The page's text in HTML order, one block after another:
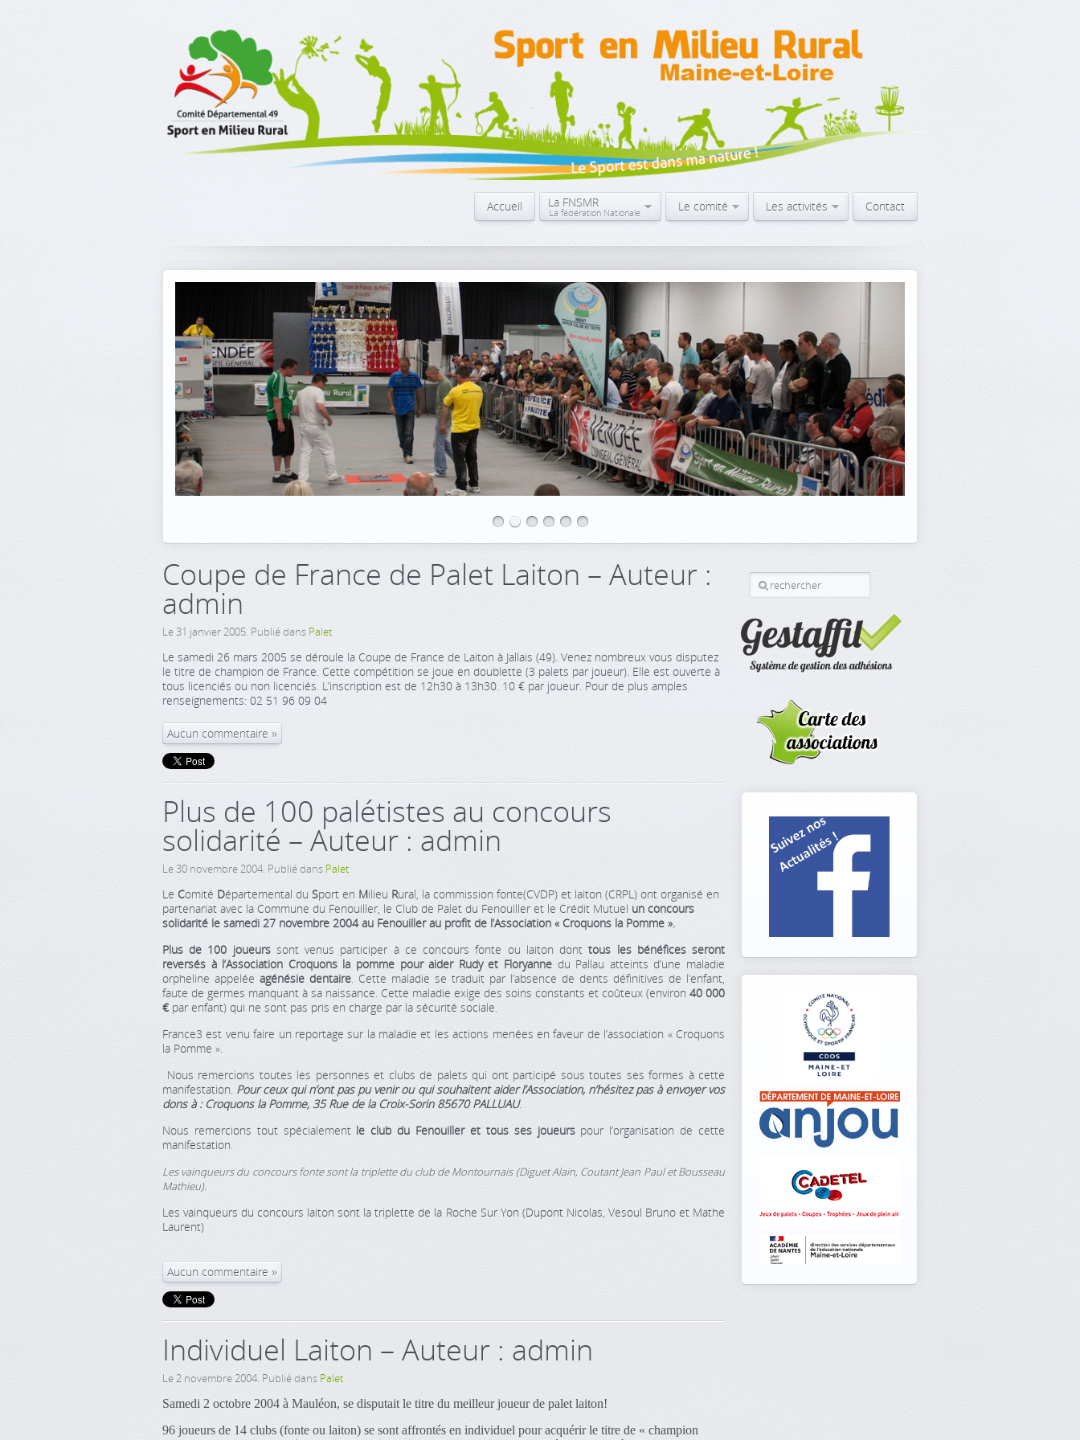
Accueil La FNSMR
La fédération Nationale Le comité Les activités Contact
Coupe de France de Palet Laiton – Auteur :
admin
Le31 janvier 2005. Publié dans Palet
Le samedi 26 mars 2005 se déroule la Coupe de France de Laiton à Jallais (49). Venez nombreux vous disputez
le titre de champion de France. Cette compétition se joue en doublette (3 palets par joueur). Elle est ouverte à
tous licenciés ou non licenciés. L’inscription est de 12h30 à 13h30. 10 € par joueur. Pour de plus amples
renseignements: 02 51 96 09 04
Aucun commentaire
Plus de 100 palétistes au concours
solidarité – Auteur : admin
Le30 novembre 2004. Publié dans Palet
Le ComitéDépartemental du Sport en Milieu Rural, la commission fonte(CVDP) et laiton (CRPL) ont organisé en
partenariat avec la Commune du Fenouiller, le Club de Palet du Fenouiller et le Crédit Mutuel un concours
solidarité le samedi 27 novembre 2004 au Fenouiller au profit de l’Association « Croquons la Pomme ».
Plus de 100 joueurs sont venus participer à ce concours fonte ou laiton donttous les bénéfices seront
reversés à l’Association Croquons la pomme pour aider Rudy et Floryanne du Pallau atteints d’une maladie
orpheline appelée agénésie dentaire. Cette maladie se traduit par l’absence de dents définitives de l’enfant,
faute de germes manquant à sa naissance. Cette maladie exige des soins constants et coûteux (environ 40 000
€ par enfant) qui ne sont pas pris en charge par la sécurité sociale.
France3 est venu faire un reportage sur la maladie et les actions menées en faveur de l’association « Croquons
la Pomme ».
Nous remercions toutes les personnes et clubs de palets qui ont participé sous toutes ses formes à cette
manifestation. Pour ceux qui n’ont pas pu venir ou qui souhaitent aider l’Association, n’hésitez pas à envoyer vos
dons à : Croquons la Pomme, 35 Rue de la Croix-Sorin 85670 PALLUAU.
Nous remercions tout spécialement le club du Fenouiller et tous ses joueurs pour l’organisation de cette
manifestation.
Les vainqueurs du concours fonte sont la triplette du club de Montournais (Diguet Alain, Coutant Jean Paul et Bousseau
Mathieu).
Les vainqueurs du concours laiton sont la triplette de la Roche Sur Yon (Dupont Nicolas, Vesoul Bruno et Mathe
Laurent)
Aucun commentaire
Individuel Laiton – Auteur : admin
Le2 novembre 2004. Publié dans Palet
Samedi 2 octobre 2004 à Mauléon, se disputait le titre du meilleur joueur de palet laiton!
96 joueurs de 14 clubs (fonte ou laiton) se sont affrontés en individuel pour acquérir le titre de « champion